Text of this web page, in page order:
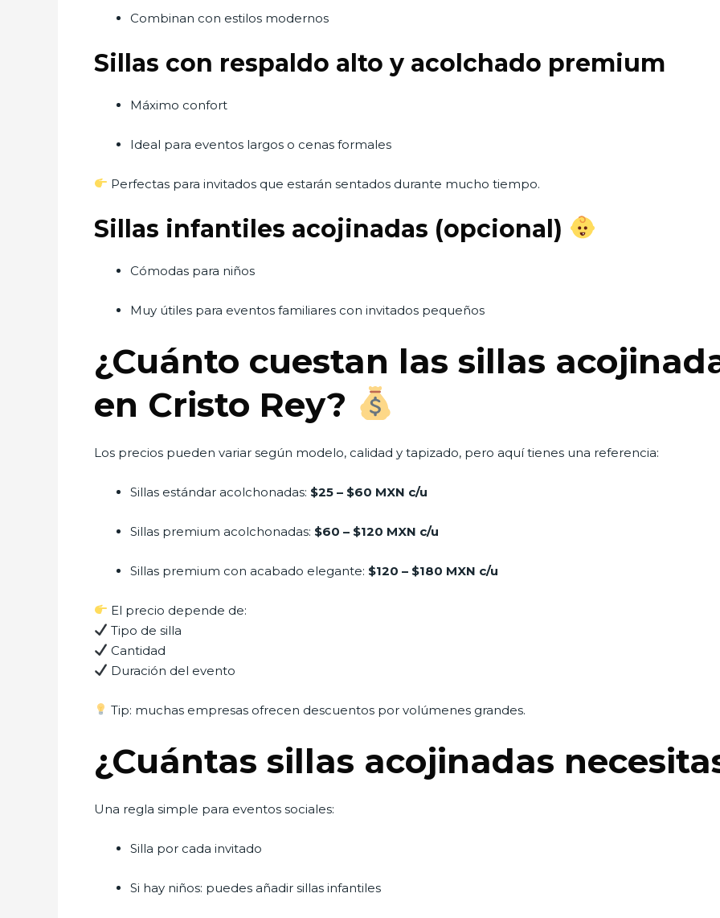
Combinan con estilos modernos
Sillas con respaldo alto y acolchado premium
Máximo confort
Ideal para eventos largos o cenas formales
Perfectas para invitados que estarán sentados durante mucho tiempo.
Sillas infantiles acojinadas (opcional)
Cómodas para niños
Muy útiles para eventos familiares con invitados pequeños
¿Cuánto cuestan las sillas
en Cristo Rey?
Los precios pueden variar según modelo, calidad y tapizado, pero aquí tienes una referencia:
Sillas estándar acolchonadas: $25 – $60 MXN c/u
Sillas premium acolchonadas: $60 – $120 MXN c/u
Sillas premium con acabado elegante: $120 – $180 MXN c/u
El precio depende de:
Tipo de silla
Cantidad
Duración del evento
Tip: muchas empresas ofrecen descuentos por volúmenes grandes.
¿Cuántas sillas acojinadas
Una regla simple para eventos sociales:
Silla por cada invitado
Si hay niños: puedes añadir sillas infantiles